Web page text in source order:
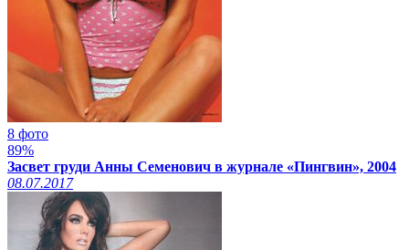
8 фото
89%
Засвет груди Анны Семенович в журнале «Пингвин», 2004
08.07.2017